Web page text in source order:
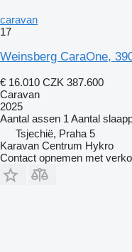
caravan
17
Weinsberg CaraOne,
€ 16.010 CZK 387.600
Caravan
2025
Aantal assen 1 Aantal
Tsjechië, Praha 5
Karavan Centrum Hykro
Contact opnemen met